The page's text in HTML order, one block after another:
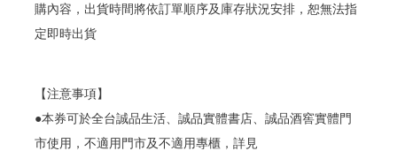
購內容，出貨時間將依訂單順序及庫存狀況安排，恕無法指
定即時出貨
【注意事項】
●本券可於全台誠品生活、誠品實體書店、誠品酒窖實體門
市使用，不適用門市及不適用專櫃，詳見